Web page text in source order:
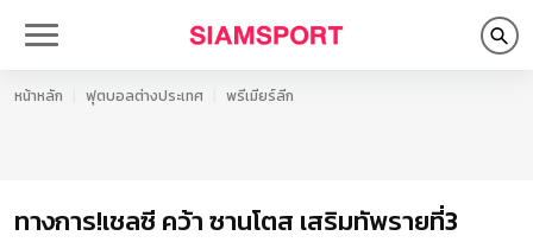
หน้าหลัก ฟุตบอลต่างประเทศ พรีเมียร์ลีก
ทางการ!เชลซี คว้า ซานโตส เสริมทัพรายที่3